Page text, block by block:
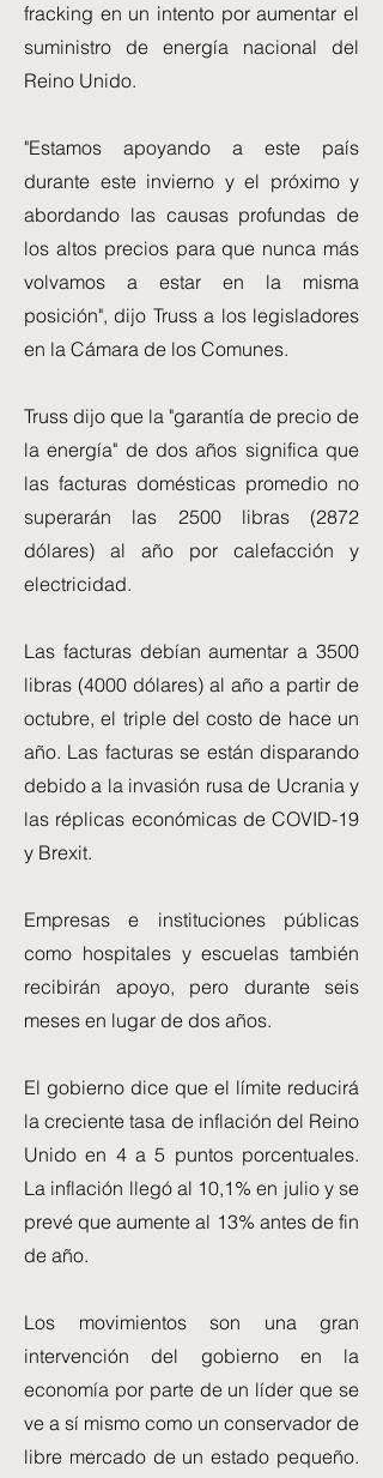
fracking en un intento por aumentar el
suministro de energía nacional del
Reino Unido.
"Estamos apoyando a este país
durante este invierno y el próximo y
abordando las causas profundas de
los altos precios para que nunca más
volvamos a estar en la misma
posición", dijo Truss a los legisladores
en la Cámara de los Comunes.
Truss dijo que la "garantía de precio de
la energía" de dos años significa que
las facturas domésticas promedio no
superarán las 2500 libras (2872
dólares) al año por calefacción y
electricidad.
Las facturas debían aumentar a 3500
libras (4000 dólares) al año a partir de
octubre, el triple del costo de hace un
año. Las facturas se están disparando
debido a la invasión rusa de Ucrania y
las réplicas económicas de COVID-19
y Brexit.
Empresas e instituciones públicas
como hospitales y escuelas también
recibirán apoyo, pero durante seis
meses en lugar de dos años.
El gobierno dice que el límite reducirá
la creciente tasa de inflación del Reino
Unido en 4 a 5 puntos porcentuales.
La inflación llegó al 10,1% en julio y se
prevé que aumente al 13% antes de fin
de año.
Los movimientos son una gran
intervención del gobierno en la
economía por parte de un líder que se
ve a sí mismo como un conservador de
libre mercado de un estado pequeño.